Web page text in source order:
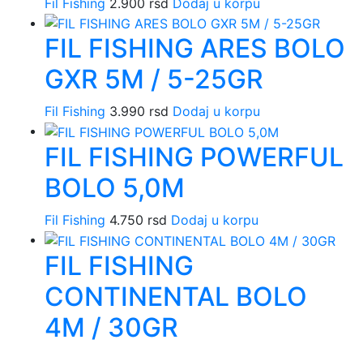
FIL FISHING ARES BOLO
GXR 5M / 5-25GR
Fil Fishing 3.990 rsd Dodaj u korpu
FIL FISHING POWERFUL
BOLO 5,0M
Fil Fishing 4.750 rsd Dodaj u korpu
FIL FISHING
CONTINENTAL BOLO
4M / 30GR